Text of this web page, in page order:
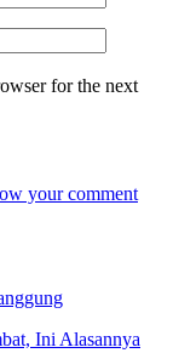
for the next
your comment
Ini Alasannya